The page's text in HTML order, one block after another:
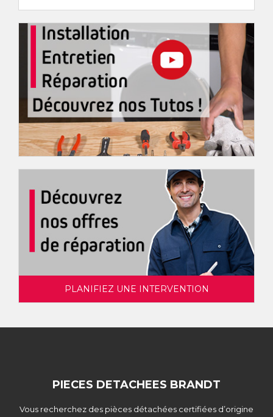
PLANIFIEZ UNE INTERVENTION
PIECES DETACHEES BRANDT
Vous recherchez des pièces détachées certifiées d’origine